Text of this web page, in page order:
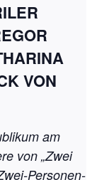
VON
am
von „Zwei
Personen-